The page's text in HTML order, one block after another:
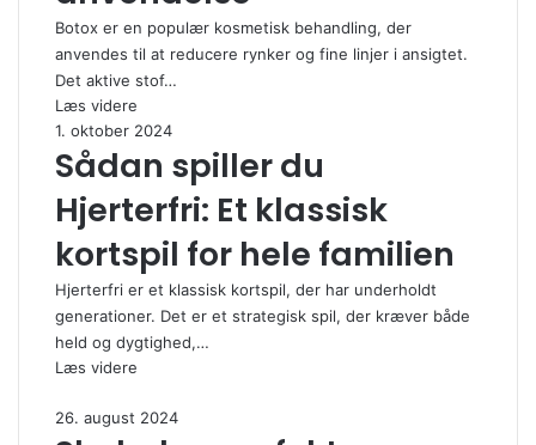
Botox er en populær kosmetisk behandling, der
anvendes til at reducere rynker og fine linjer i ansigtet.
Det aktive stof…
Læs videre
1. oktober 2024
Sådan spiller du
Hjerterfri: Et klassisk
kortspil for hele familien
Hjerterfri er et klassisk kortspil, der har underholdt
generationer. Det er et strategisk spil, der kræver både
held og dygtighed,…
Læs videre
26. august 2024